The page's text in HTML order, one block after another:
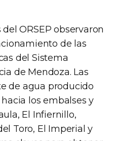
ORSEP observaron
de las
del Sistema
de Mendoza. Las
de agua producido
los embalses y
El Infiernillo,
Toro, El Imperial y